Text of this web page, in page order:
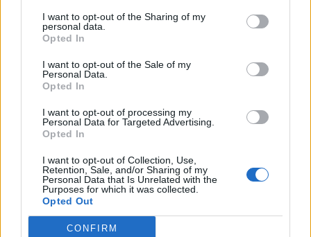
I want to opt-out of the Sharing of my
personal data.
Opted In
I want to opt-out of the Sale of my
Personal Data.
Opted In
I want to opt-out of processing my
Personal Data for Targeted Advertising.
Opted In
I want to opt-out of Collection, Use,
Retention, Sale, and/or Sharing of my
Personal Data that Is Unrelated with the
Purposes for which it was collected.
Opted Out
CONFIRM
μέχρι το 2028
07/08/26|15:29
CSG: Διψήφια αύξηση εσόδων
και ισχυρό ανεκτέλεστο
του 2026